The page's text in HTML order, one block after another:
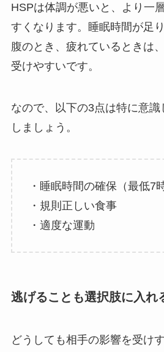
HSPは体調が悪いと、より一
すくなります。睡眠時間が足
腹のとき、疲れているときは
受けやすいです。
なので、以下の3点は特に意
しましょう。
・睡眠時間の確保（最低7
・規則正しい食事
・適度な運動
逃げることも選択肢に入れ
どうしても相手の影響を受け